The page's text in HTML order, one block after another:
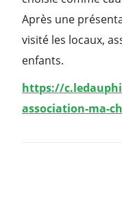
Après une
visité les locaux,
enfants.
https://
association-ma-